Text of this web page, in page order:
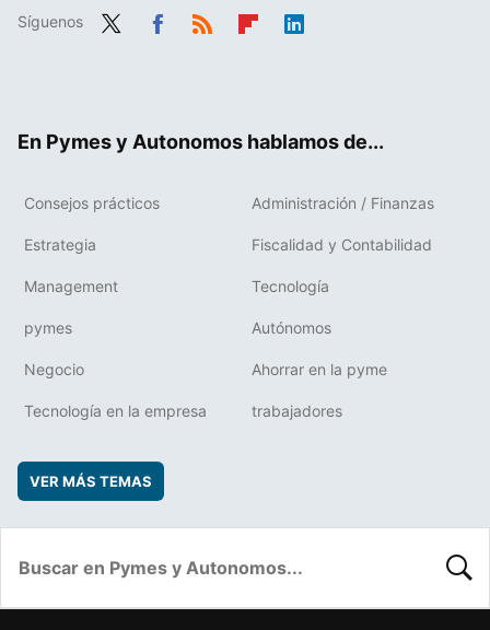
Síguenos
En Pymes y Autonomos hablamos de...
Consejos prácticos Administración / Finanzas
Estrategia Fiscalidad y Contabilidad
Management Tecnología
pymes Autónomos
Negocio Ahorrar en la pyme
Tecnología en la empresa trabajadores
VER MÁS TEMAS